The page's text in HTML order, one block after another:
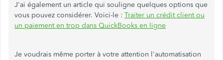
J'ai également un article qui souligne quelques options que
vous pouvez considérer. Voici-le : Traiter un crédit client ou
un paiement en trop dans QuickBooks en ligne
Je voudrais même porter à votre attention l'automatisation